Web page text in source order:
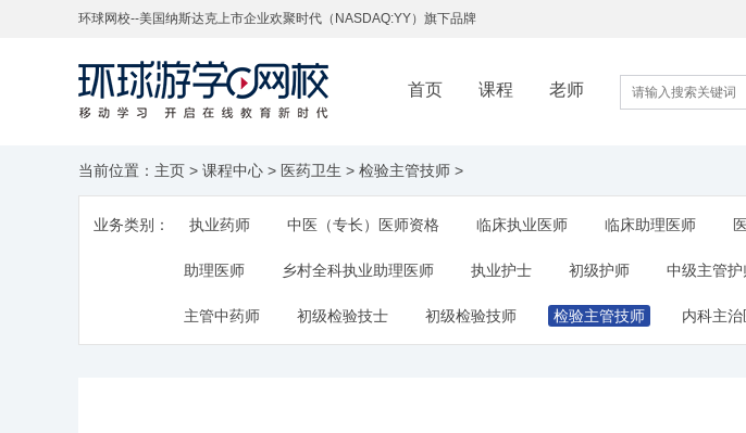
环球网校--美国纳斯达克上市企业欢聚时代（NASDAQ:YY）旗下品牌
首页 课程 老师
当前位置： 主页 > 课程中心 > 医药卫生 > 检验主管技师 >
业务类别： 执业药师 中医（专长）医师资格 临床执业医师 临床助理医师
助理医师 乡村全科执业助理医师 执业护士 初级护师 中级主管护
主管中药师 初级检验技士 初级检验技师 检验主管技师 内科主